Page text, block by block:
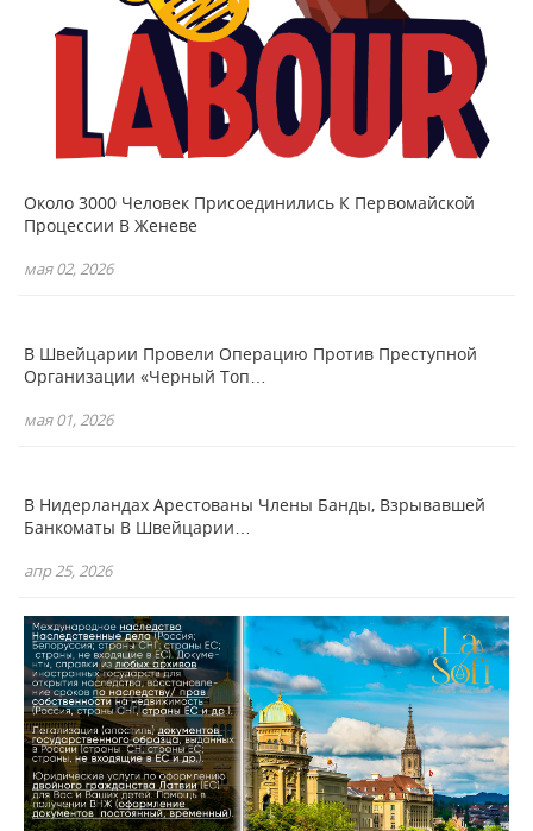
Около 3000 Человек Присоединились К Первомайской
Процессии В Женеве
мая 02, 2026
В Швейцарии Провели Операцию Против Преступной
Организации «Черный Топ…
мая 01, 2026
В Нидерландах Арестованы Члены Банды, Взрывавшей
Банкоматы В Швейцарии…
апр 25, 2026